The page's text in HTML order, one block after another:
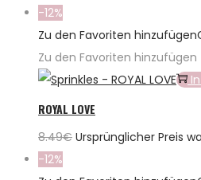
-12%
Zu den Favoriten hinzufügen
Zu den Favoriten hinzufügen
ROYAL LOVE
8.49€ Ursprünglicher Preis
-12%